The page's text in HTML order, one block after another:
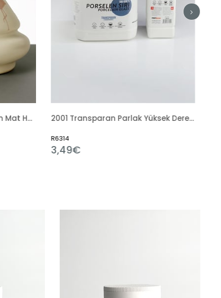
2001 Transparan Parlak Yüksek Derece Sır Hazır Sıvı 145 Art Design Fırça
1,40€